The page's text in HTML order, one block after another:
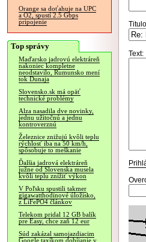
Orange sa doťahuje na UPC
a O2, spustí 2.5 Gbps
pripojenie
Top správy
Maďarsko jadrovú elektráreň
nakoniec kompletne
neodstavilo, Rumunsko mení
tok Dunaja
Slovensko.sk má opäť
technické problémy
Alza nasadila dve novinky,
jednu užitočnú a jednu
kontroverznú
Železnice znižujú kvôli teplu
rýchlosť iba na 50 km/h,
spôsobuje to meškanie
Ďalšia jadrová elektráreň
južne od Slovenska musela
kvôli teplu znížiť výkon
V Poľsku spustili takmer
gigawatthodinové úložisko,
z LiFePO4 článkov
Telekom pridal 12 GB balík
pre Easy, chce zaň 12 eur
Súd zakázal samojazdiacim
Google taxíkom dobíjanie v
Text: